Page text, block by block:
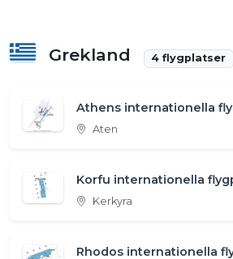
Grekland 4 flygplatser
Athens internationella
Aten
Korfu internationella
Kerkyra
Rhodos internationella